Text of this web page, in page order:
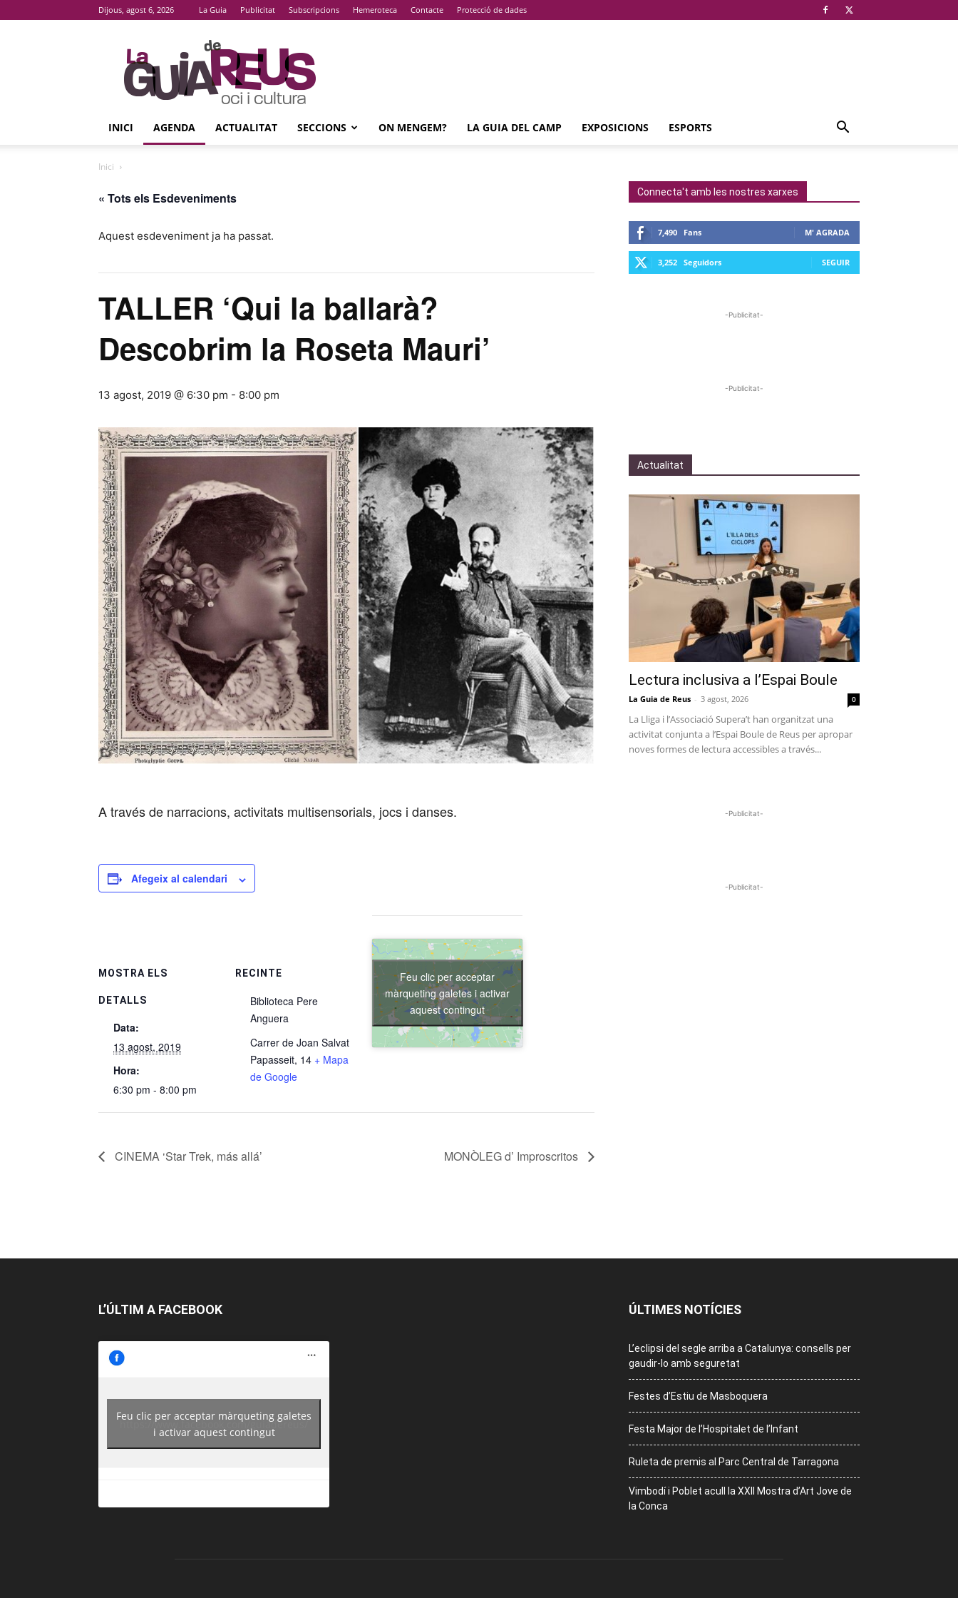
Dijous, agost 6, 2026 La Guia Publicitat Subscripcions Hemeroteca Contacte Protecció de dades
La
Guia
De
Reus
INICI AGENDA ACTUALITAT SECCIONS ON MENGEM? LA GUIA DEL CAMP EXPOSICIONS ESPORTS
Inici
« Tots els Esdeveniments
Aquest esdeveniment ja ha passat.
TALLER ‘Qui la ballarà?
Descobrim la Roseta Mauri’
13 agost, 2019 @ 6:30 pm - 8:00 pm
A través de narracions, activitats multisensorials, jocs i danses.
Afegeix al calendari
MOSTRA ELS
DETALLS
Data:
13 agost, 2019
Hora:
6:30 pm - 8:00 pm
RECINTE
Biblioteca Pere
Anguera
Carrer de Joan Salvat
Papasseit, 14 + Mapa
de Google
Feu clic per acceptar
màrqueting galetes i activar
aquest contingut
CINEMA ‘Star Trek, más allá’ MONÒLEG d’ Improscritos
Connecta't amb les nostres xarxes
7,490 Fans M' AGRADA
3,252 Seguidors SEGUIR
-Publicitat-
-Publicitat-
Actualitat
Lectura inclusiva a l’Espai Boule
La Guia de Reus - 3 agost, 2026 0
La Lliga i l’Associació Supera’t han organitzat una
activitat conjunta a l’Espai Boule de Reus per apropar
noves formes de lectura accessibles a través...
-Publicitat-
-Publicitat-
L’ÚLTIM A FACEBOOK
https://www.facebook.com/guiadereus/
Feu clic per acceptar màrqueting galetes
i activar aquest contingut
ÚLTIMES NOTÍCIES
L’eclipsi del segle arriba a Catalunya: consells per
gaudir-lo amb seguretat
Festes d’Estiu de Masboquera
Festa Major de l’Hospitalet de l’Infant
Ruleta de premis al Parc Central de Tarragona
Vimbodí i Poblet acull la XXII Mostra d’Art Jove de
la Conca